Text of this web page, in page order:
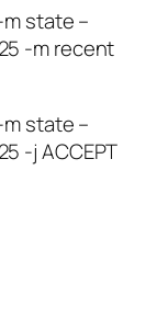
state –
-m recent
state –
-j ACCEPT